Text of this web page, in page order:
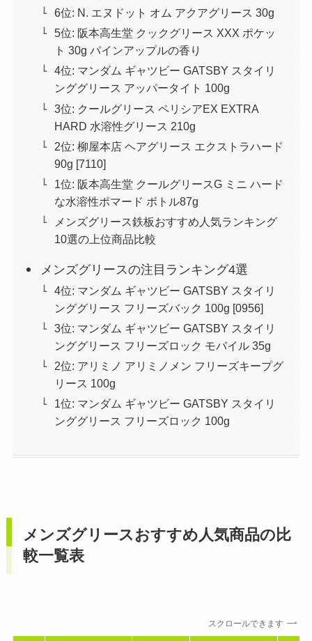
6位: N. エヌドット オム アクアグリース 30g
5位: 阪本高生堂 クックグリース XXX ポケッ
ト 30g パインアップルの香り
4位: マンダム ギャツビー GATSBY スタイリ
ンググリース アッパータイト 100g
3位: クールグリース ペリシアEX EXTRA
HARD 水溶性グリース 210g
2位: 柳屋本店 ヘアグリース エクストラハード
90g [7110]
1位: 阪本高生堂 クールグリースG ミニ ハード
な水溶性ポマード ボトル87g
メンズグリース鉄板おすすめ人気ランキング
10選の上位商品比較
メンズグリースの注目ランキング4選
4位: マンダム ギャツビー GATSBY スタイリ
ンググリース フリーズバック 100g [0956]
3位: マンダム ギャツビー GATSBY スタイリ
ンググリース フリーズロック モバイル 35g
2位: アリミノ アリミノメン フリーズキープグ
リース 100g
1位: マンダム ギャツビー GATSBY スタイリ
ンググリース フリーズロック 100g
メンズグリースおすすめ人気商品の比
較一覧表
スクロールできます